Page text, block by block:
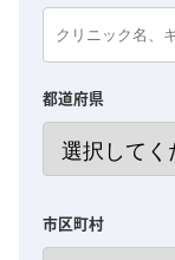
都道府県
市区町村